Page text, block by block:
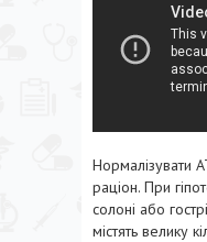
Нормалізувати
раціон. При
солоні або
містять велику